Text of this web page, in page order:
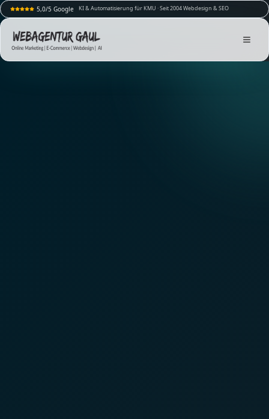
5,0/5 Google KI & Automatisierung für KMU · Seit 2004 Webdesign & SEO